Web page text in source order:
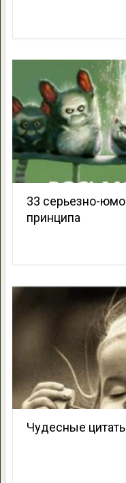
33 серьезно-
принципа
Чудесные